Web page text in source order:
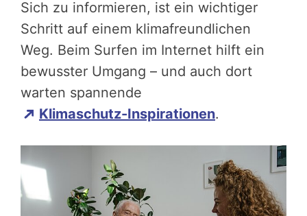
Sich zu informieren, ist ein wichtiger
Schritt auf einem klimafreundlichen
Weg. Beim Surfen im Internet hilft ein
bewusster Umgang – und auch dort
warten spannende
Klimaschutz-Inspirationen.